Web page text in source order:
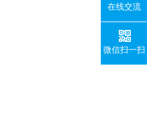
在线交流
微信扫一扫